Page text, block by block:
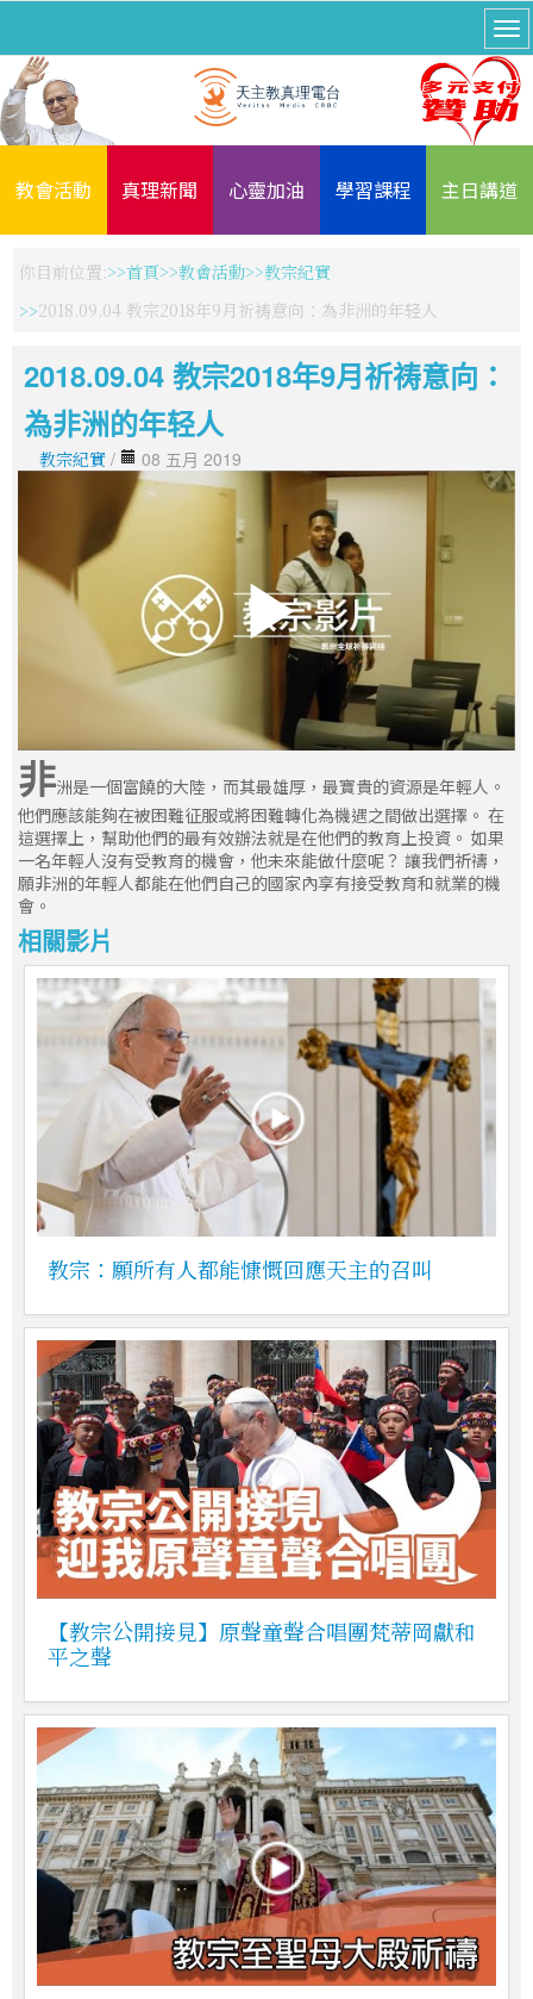
教會活動 真理新聞 心靈加油 學習課程 主日講道
你目前位置: 首頁 教會活動
教宗紀實
2018.09.04 教宗2018年9月祈祷意向：為非洲的年轻人
2018.09.04 教宗2018年9月祈祷意向：
為非洲的年轻人
教宗紀實 / 08 五月 2019
非洲是一個富饒的大陸，而其最雄厚，最寶貴的資源是年輕人。
他們應該能夠在被困難征服或將困難轉化為機遇之間做出選擇。 在
這選擇上，幫助他們的最有效辦法就是在他們的教育上投資。 如果
一名年輕人沒有受教育的機會，他未來能做什麼呢？ 讓我們祈禱，
願非洲的年輕人都能在他們自己的國家內享有接受教育和就業的機
會。
相關影片
教宗：願所有人都能慷慨回應天主的召叫
【教宗公開接見】原聲童聲合唱團梵蒂岡獻和
平之聲